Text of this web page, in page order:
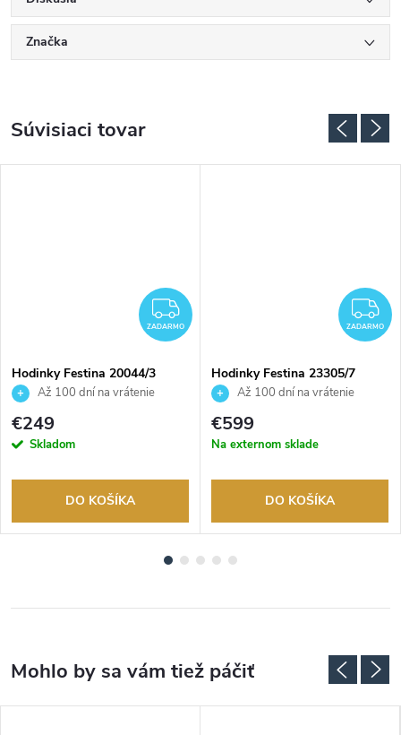
Značka
Súvisiaci tovar
ZADARMO
ZADARMO
Hodinky Festina 20044/3
Až 100 dní na vrátenie
tovaru. Autorizovaný predajca.
€249
Skladom
DO KOŠÍKA
ZADARMO
Hodinky Festina 23305/7
Až 100 dní na vrátenie
tovaru. Autorizovaný predajca.
€599
Na externom sklade
DO KOŠÍKA